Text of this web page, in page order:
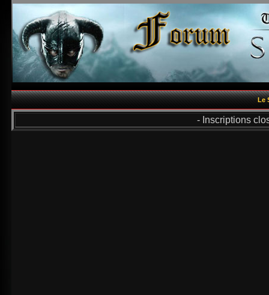
Le
- Inscriptions